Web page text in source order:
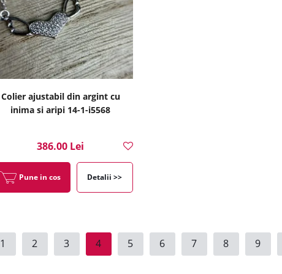
Colier ajustabil din argint cu
inima si aripi 14-1-i5568
386.00 Lei
Pune in cos Detalii >>
1 2 3 4 5 6 7 8 9